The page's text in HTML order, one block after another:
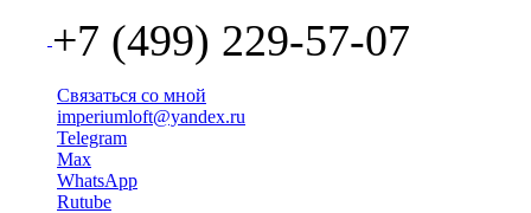
+7 (499) 229-57-07
Связаться со мной
imperiumloft@yandex.ru
Telegram
Max
WhatsApp
Rutube